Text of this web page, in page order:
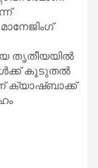
തൃതീയയിൽ
കൂടുതൽ
ക്യാഷ്ബാക്ക്